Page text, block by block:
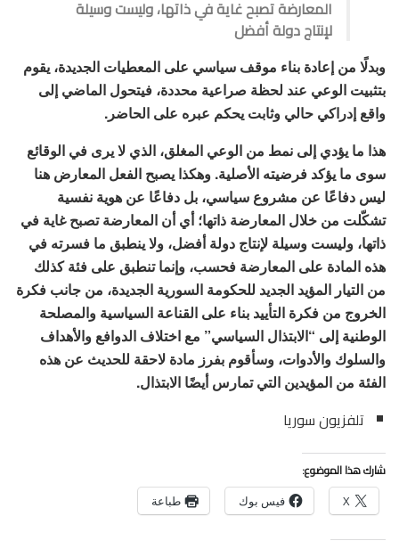
المعارضة تصبح غاية في ذاتها، وليست وسيلة
لإنتاج دولة أفضل
وبدلًا من إعادة بناء موقف سياسي على المعطيات الجديدة، يقوم
بتثبيت الوعي عند لحظة صراعية محددة، فيتحول الماضي إلى
واقع إدراكي حالي وثابت يحكم عبره على الحاضر.
هذا ما يؤدي إلى نمط من الوعي المغلق، الذي لا يرى في الوقائع
سوى ما يؤكد فرضيته الأصلية. وهكذا يصبح الفعل المعارض هنا
ليس دفاعًا عن مشروع سياسي، بل دفاعًا عن هوية نفسية
تشكّلت من خلال المعارضة ذاتها؛ أي أن المعارضة تصبح غاية في
ذاتها، وليست وسيلة لإنتاج دولة أفضل، ولا ينطبق ما فسرته في
هذه المادة على المعارضة فحسب، وإنما تنطبق على فئة كذلك
من التيار المؤيد الجديد للحكومة السورية الجديدة، من جانب فكرة
الخروج من فكرة التأييد بناء على القناعة السياسية والمصلحة
الوطنية إلى “الابتذال السياسي” مع اختلاف الدوافع والأهداف
والسلوك والأدوات، وسأقوم بفرز مادة لاحقة للحديث عن هذه
الفئة من المؤيدين التي تمارس أيضًا الابتذال.
تلفزيون سوريا
شارك هذا الموضوع:
X فيس بوك طباعة